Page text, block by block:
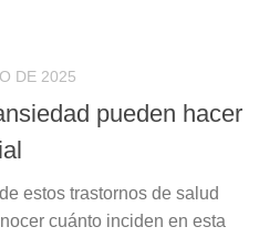
DE 2025
pueden hacer
estos trastornos de salud
cuánto inciden en esta